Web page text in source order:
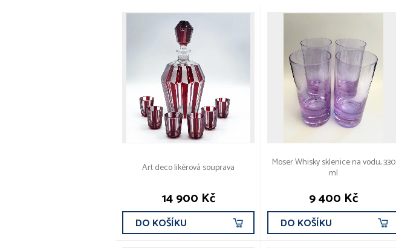
Art deco likérová souprava
14 900 Kč
DO KOŠÍKU
Moser Whisky sklenice na vodu, 330
ml
9 400 Kč
DO KOŠÍKU